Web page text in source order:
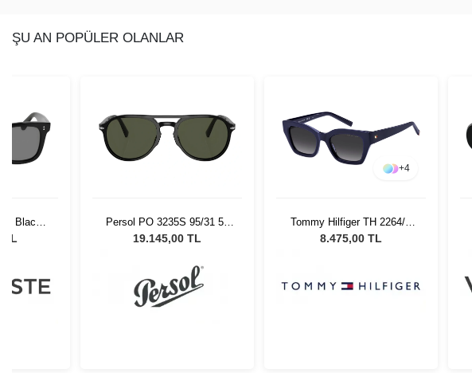
ŞU AN POPÜLER OLANLAR
Black
TL
Persol PO 3235S 95/31 55
Unisex Güneş Gözlüğü
19.145,00 TL
+4
Tommy Hilfiger TH 2264/S
PJPGB - 51 Kadın Güneş
8.475,00 TL